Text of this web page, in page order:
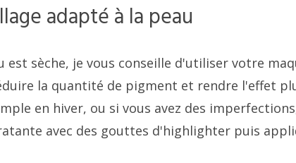
adapté à la peau
est sèche, je vous conseille d'utiliser votre
la quantité de pigment et rendre l'effet
en hiver, ou si vous avez des
avec des gouttes d'highlighter puis